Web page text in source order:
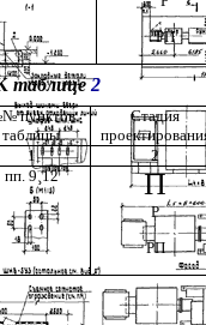
РП
таблице2
пунктов
таблицы
Стадия
1
2
пп. 9¸12 П
Р
РП